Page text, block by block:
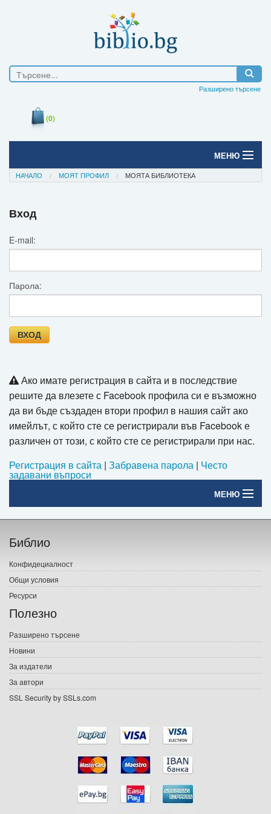
Разширено търсене
(0)
МЕНЮ
Начало
Електронни книги
Игри
Подаръци
Ваучери
Контакти
Вход
Регистрация
НАЧАЛО МОЯТ ПРОФИЛ МОЯТА БИБЛИОТЕКА
Вход
E-mail:
Парола:
Ако имате регистрация в сайта и в последствие
решите да влезете с Facebook профила си е възможно
да ви бъде създаден втори профил в нашия сайт ако
имейлът, с който сте се регистрирали във Facebook е
различен от този, с който сте се регистрирали при нас.
Регистрация в сайта | Забравена парола | Често
задавани въпроси
МЕНЮ
Начало
Печатни книги
Електронни книги
Е-списания
Подаръци
Ваучери
Библио
Конфидециалност
Общи условия
Ресурси
Полезно
Разширено търсене
Новини
За издатели
За автори
SSL Security by SSLs.com